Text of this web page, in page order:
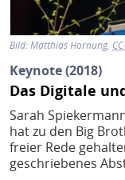
Bild:Matthias Hornung
Keynote (2018)
Das Digitale
Sarah
hat zu den Big
freier Rede
geschriebenes